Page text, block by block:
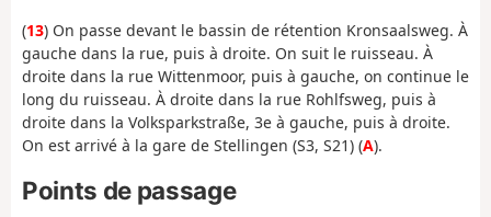
(13) On passe devant le bassin de rétention Kronsaalsweg. À
gauche dans la rue, puis à droite. On suit le ruisseau. À
droite dans la rue Wittenmoor, puis à gauche, on continue le
long du ruisseau. À droite dans la rue Rohlfsweg, puis à
droite dans la Volksparkstraße, 3e à gauche, puis à droite.
On est arrivé à la gare de Stellingen (S3, S21) (A).
Points de passage